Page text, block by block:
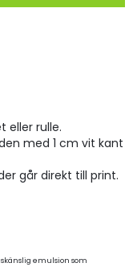
eller rulle.
med 1 cm vit kant
går direkt till print.
emulsion som